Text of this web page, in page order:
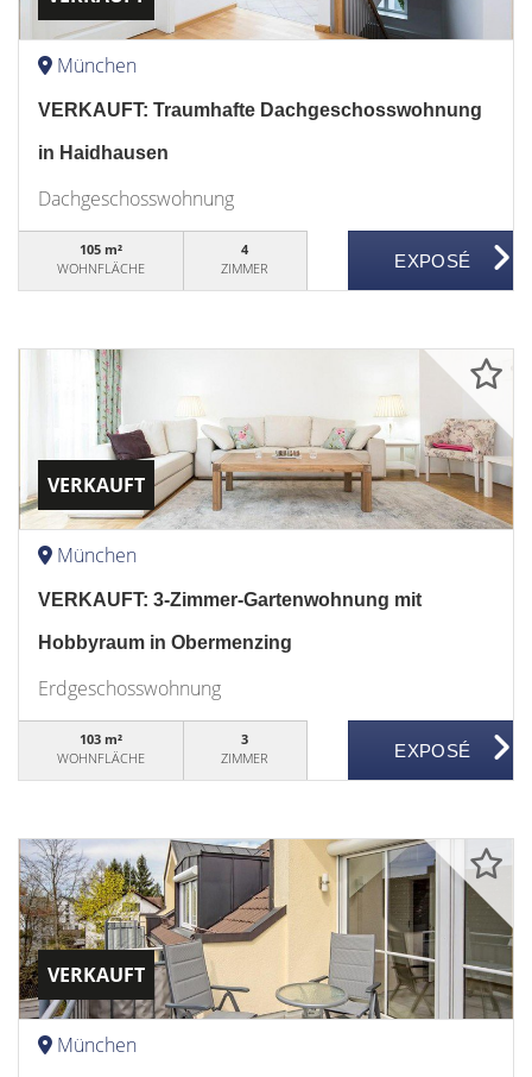
München
VERKAUFT: Traumhafte Dachgeschosswohnung
in Haidhausen
Dachgeschosswohnung
105 m²
WOHNFLÄCHE
4
ZIMMER
VERKAUFT
München
VERKAUFT: 3-Zimmer-Gartenwohnung mit
Hobbyraum in Obermenzing
Erdgeschosswohnung
103 m²
WOHNFLÄCHE
3
ZIMMER
VERKAUFT
München